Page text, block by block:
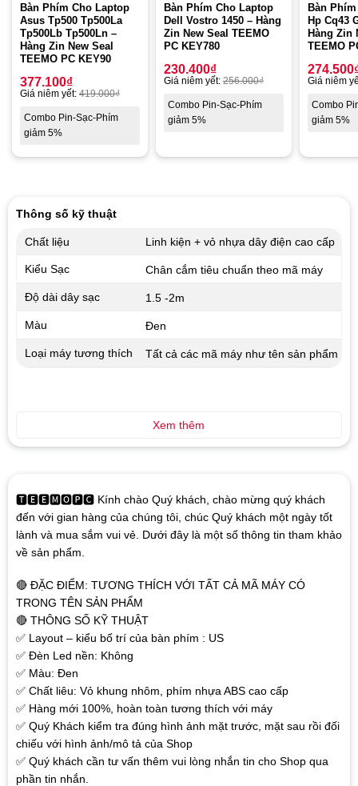
Bàn Phím Cho Laptop
Asus Tp500 Tp500La
Tp500Lb Tp500Ln –
Hàng Zin New Seal
TEEMO PC KEY90
377.100₫
Giá niêm yết: 419.000₫
Combo Pin-Sạc-Phím
giảm 5%
Bàn Phím Cho Laptop
Dell Vostro 1450 – Hàng
Zin New Seal TEEMO
PC KEY780
230.400₫
Giá niêm yết: 256.000₫
Combo Pin-Sạc-Phím
giảm 5%
Bàn
Hp Cq43
Hàng Zin
TEEMO
274.500
Giá niêm
Combo
giảm 5%
🆃🅴🅴🅼🅾🅿🅲 Kính chào Quý khách, chào mừng quý khách
đến với gian hàng của chúng tôi, chúc Quý khách một ngày tốt
lành và mua sắm vui vẻ. Dưới đây là một số thông tin tham khảo
về sản phẩm.
🔴 ĐẶC ĐIỂM: TƯƠNG THÍCH VỚI TẤT CẢ MÃ MÁY CÓ
TRONG TÊN SẢN PHẨM
🔴 THÔNG SỐ KỸ THUẬT
✅ Layout – kiểu bố trí của bàn phím : US
✅ Đèn Led nền: Không
✅ Màu: Đen
✅ Chất liêu: Vỏ khung nhôm, phím nhựa ABS cao cấp
✅ Hàng mới 100%, hoàn toàn tương thích với máy
✅ Quý Khách kiểm tra đúng hình ảnh mặt trước, mặt sau rồi đối
chiếu với hình ảnh/mô tả của Shop
✅ Quý khách cần tư vấn thêm vui lòng nhắn tin cho Shop qua
phần tin nhắn.
Thông số kỹ thuật
Chất liệu Linh kiện + vỏ nhựa dây điện cao cấp
Kiểu Sạc Chân cắm tiêu chuẩn theo mã máy
Độ dài dây sạc 1.5 -2m
Màu Đen
Loại máy tương thích Tất cả các mã máy như tên sản phẩm
Xem thêm